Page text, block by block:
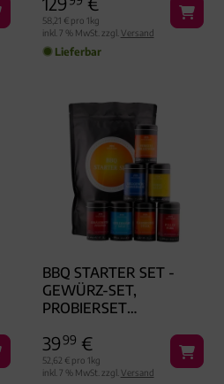
ISTEE, KERZE & MEHR) -
FEINKOST-SET, XXL-G
ESCHENKKORB G
OURMET
58,21 € pro 1kg
inkl. 7 % MwSt. zzgl. Versand
Lieferbar
BBQ STARTER SET -
GEWÜRZ-SET,
PROBIERSET
3999 €
52,62 € pro 1kg
inkl. 7 % MwSt. zzgl. Versand